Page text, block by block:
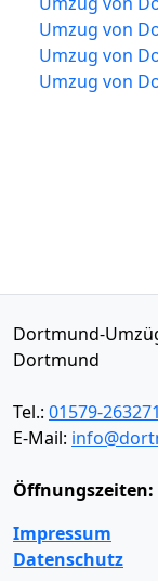
Umzug von
Umzug von
Umzug von
Dortmund-
Dortmund
Tel.: 01579-
E-Mail:
Öffnungszeiten:
Impressum
Datenschutz